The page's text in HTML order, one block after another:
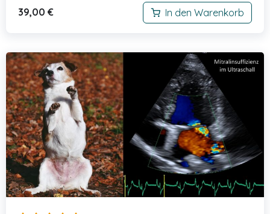
39,00 € In den Warenkorb